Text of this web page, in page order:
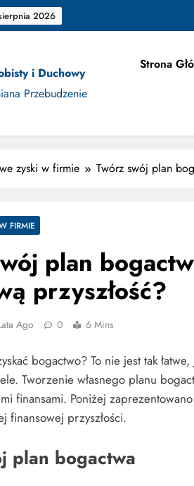
2026
Jak
i Duchowy
Przebudzenie
Strona
zyski w firmie Twórz swój plan
FIRMIE
plan
przyszłość?
Ago 0 6 Mins
bogactwo? To nie jest tak
Tworzenie własnego planu
finansami. Poniżej
finansowej przyszłości.
plan bogactwa